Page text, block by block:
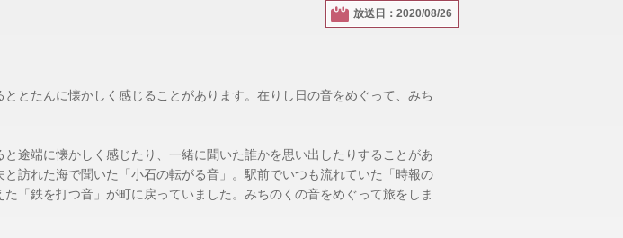
放送日：2020/08/26
とたんに懐かしく感じることがあります。在りし日の音をめぐって、みち
途端に懐かしく感じたり、一緒に聞いた誰かを思い出したりすることがあ
訪れた海で聞いた「小石の転がる音」。駅前でいつも流れていた「時報の
「鉄を打つ音」が町に戻っていました。みちのくの音をめぐって旅をしま